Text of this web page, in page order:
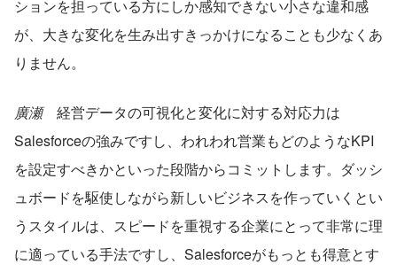
ションを担っている方にしか感知できない小さな違和感
が、大きな変化を生み出すきっかけになることも少なくあ
りません。
廣瀬 経営データの可視化と変化に対する対応力は
Salesforceの強みですし、われわれ営業もどのようなKPI
を設定すべきかといった段階からコミットします。ダッシ
ュボードを駆使しながら新しいビジネスを作っていくとい
うスタイルは、スピードを重視する企業にとって非常に理
に適っている手法ですし、Salesforceがもっとも得意とす